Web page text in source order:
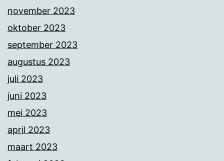
november 2023
oktober 2023
september 2023
augustus 2023
juli 2023
juni 2023
mei 2023
april 2023
maart 2023